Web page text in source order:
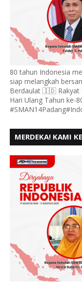
80 tahun Indonesia
siap melangkah
Berdaulat 🇮🇩 Rakyat
Hari Ulang Tahun ke-
MERDEKA! KAMI